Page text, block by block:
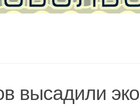
высадили